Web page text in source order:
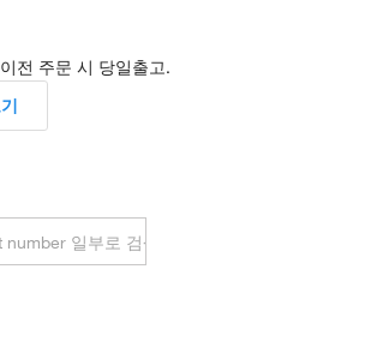
전 주문 시 당일출고.